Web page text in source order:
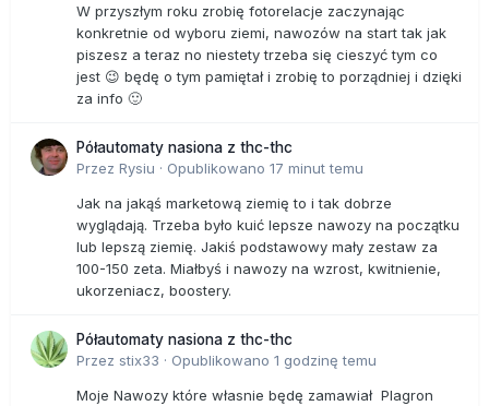
W przyszłym roku zrobię fotorelacje zaczynając
konkretnie od wyboru ziemi, nawozów na start tak jak
piszesz a teraz no niestety trzeba się cieszyć tym co
jest 😉 będę o tym pamiętał i zrobię to porządniej i dzięki
za info 🙂
Półautomaty nasiona z thc-thc
Przez Rysiu · Opublikowano 17 minut temu
Jak na jakąś marketową ziemię to i tak dobrze
wyglądają. Trzeba było kuić lepsze nawozy na początku
lub lepszą ziemię. Jakiś podstawowy mały zestaw za
100-150 zeta. Miałbyś i nawozy na wzrost, kwitnienie,
ukorzeniacz, boostery.
Półautomaty nasiona z thc-thc
Przez stix33 · Opublikowano 1 godzinę temu
Moje Nawozy które własnie będę zamawiał Plagron